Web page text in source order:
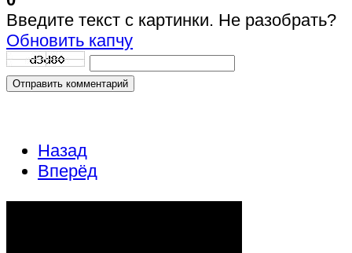
Введите текст с картинки. Не разобрать?
Обновить капчу
Отправить комментарий
Назад
Вперёд